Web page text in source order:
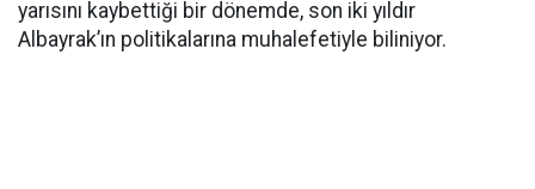
yarısını kaybettiği bir dönemde, son iki yıldır
Albayrak’ın politikalarına muhalefetiyle biliniyor.